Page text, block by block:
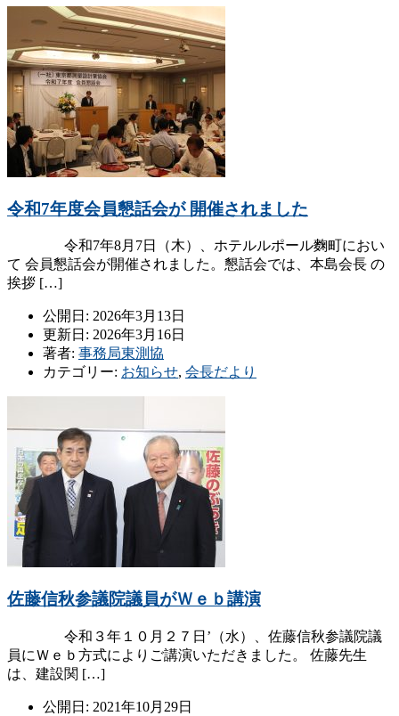
令和7年度会員懇話会が 開催されました
令和7年8月7日（木）、ホテルルポール麴町におい
て 会員懇話会が開催されました。懇話会では、本島会長 の
挨拶 […]
公開日: 2026年3月13日
更新日: 2026年3月16日
著者: 事務局東測協
カテゴリー: お知らせ, 会長だより
佐藤信秋参議院議員がＷｅｂ講演
令和３年１０月２７日’（水）、佐藤信秋参議院議
員にＷｅｂ方式によりご講演いただきました。 佐藤先生
は、建設関 […]
公開日: 2021年10月29日